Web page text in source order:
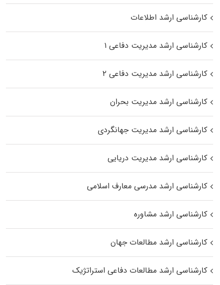
کارشناسی ارشد اطلاعات
کارشناسی ارشد مدیریت دفاعی ۱
کارشناسی ارشد مدیریت دفاعی ۲
کارشناسی ارشد مدیریت بحران
کارشناسی ارشد مدیریت جهانگردی
کارشناسی ارشد مدیریت دریایی
کارشناسی ارشد مدرسی معارف اسلامی
کارشناسی ارشد مشاوره
کارشناسی ارشد مطالعات جهان
کارشناسی ارشد مطالعات دفاعی استراتژیک